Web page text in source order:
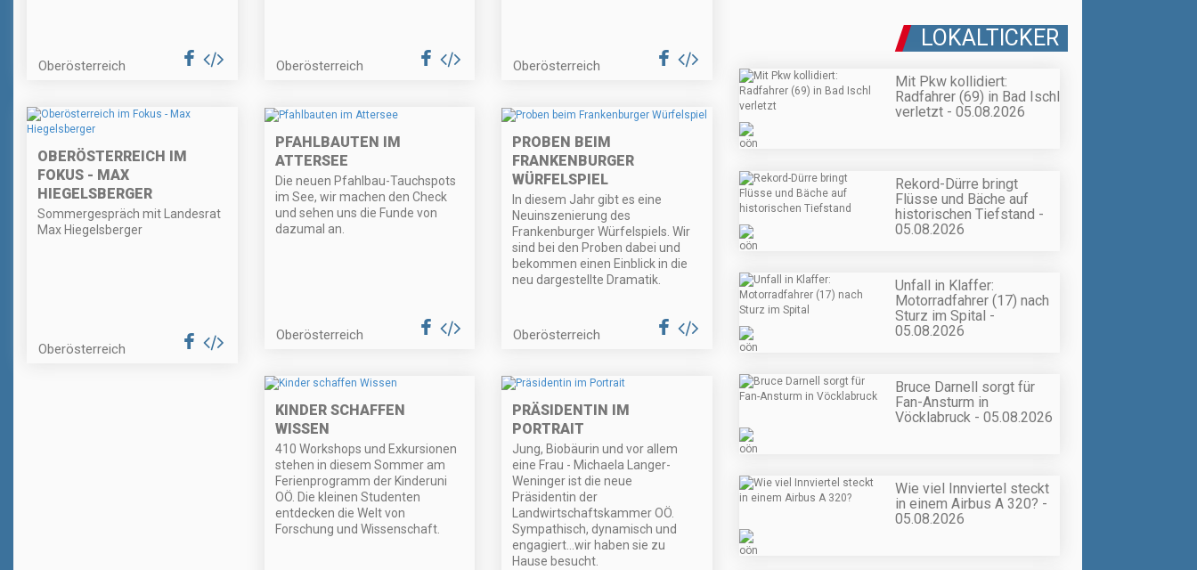
Oberösterreich Oberösterreich Oberösterreich
OBERÖSTERREICH IM
FOKUS - MAX
HIEGELSBERGER
Sommergespräch mit Landesrat
Max Hiegelsberger
Oberösterreich
PFAHLBAUTEN IM
ATTERSEE
Die neuen Pfahlbau-Tauchspots
im See, wir machen den Check
und sehen uns die Funde von
dazumal an.
Oberösterreich
PROBEN BEIM
FRANKENBURGER
WÜRFELSPIEL
In diesem Jahr gibt es eine
Neuinszenierung des
Frankenburger Würfelspiels. Wir
sind bei den Proben dabei und
bekommen einen Einblick in die
neu dargestellte Dramatik.
Oberösterreich
KINDER SCHAFFEN
WISSEN
410 Workshops und Exkursionen
stehen in diesem Sommer am
Ferienprogramm der Kinderuni
OÖ. Die kleinen Studenten
entdecken die Welt von
Forschung und Wissenschaft.
PRÄSIDENTIN IM
PORTRAIT
Jung, Biobäurin und vor allem
eine Frau - Michaela Langer-
Weninger ist die neue
Präsidentin der
Landwirtschaftskammer OÖ.
Sympathisch, dynamisch und
engagiert...wir haben sie zu
Hause besucht.
LOKALTICKER
Mit Pkw kollidiert:
Radfahrer (69) in Bad Ischl
verletzt - 05.08.2026
Rekord-Dürre bringt
Flüsse und Bäche auf
historischen Tiefstand -
05.08.2026
Unfall in Klaffer:
Motorradfahrer (17) nach
Sturz im Spital -
05.08.2026
Bruce Darnell sorgt für
Fan-Ansturm in
Vöcklabruck - 05.08.2026
Wie viel Innviertel steckt
in einem Airbus A 320? -
05.08.2026